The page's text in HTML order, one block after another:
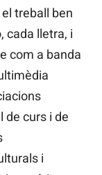
treball ben
cada lletra, i
com a banda
de curs i de
i